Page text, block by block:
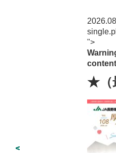
">
★（
<
<
<
<
<
<
<
<
<
<
<
<
<
<
<
<
<
<
<
<
<
<
<
<
<
<
<
<
<
<
<
<
<
<
<
<
<
<
<
<
<
<
<
<
<
<
<
<
<
<
<
<
<
<
<
<
<
<
<
<
<
<
<
<
<
<
<
<
<
<
<
<
<
<
<
<
<
<
<
<
<
<
<
<
<
<
<
<
<
<
<
<
<
<
<
<
<
<
<
<
<
<
<
<
<
<
<
<
<
<
<
<
<
<
<
<
<
<
<
<
<
<
<
<
<
<
<
<
<
<
<
<
<
<
<
<
<
<
<
<
<
<
<
<
<
<
<
<
<
<
<
<
<
<
<
<
<
<
<
<